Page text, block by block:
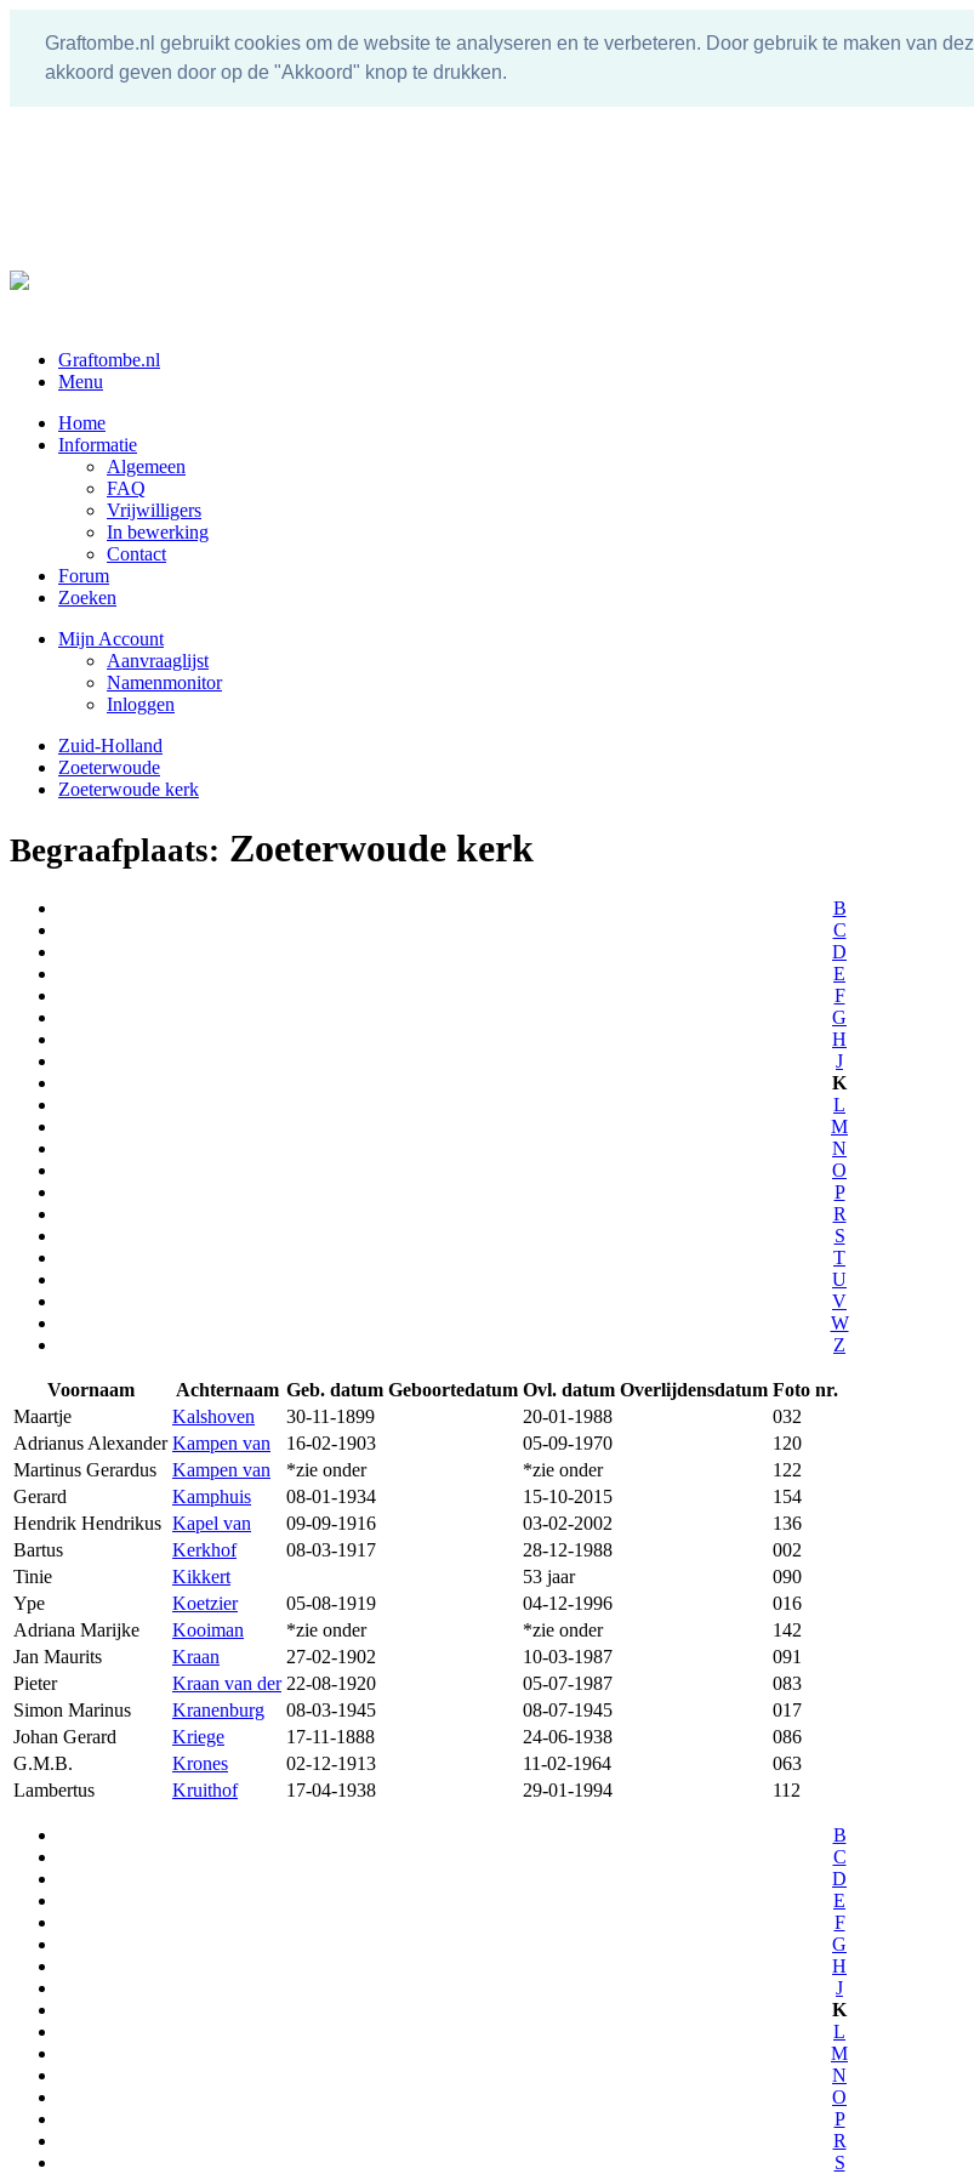
Graftombe.nl gebruikt cookies om de website te analyseren en te verbeteren. Door gebruik te maken van
akkoord geven door op de "Akkoord" knop te drukken.
Graftombe.nl
Menu
Home
Informatie
Algemeen
FAQ
Vrijwilligers
In bewerking
Contact
Forum
Zoeken
Mijn Account
Aanvraaglijst
Namenmonitor
Inloggen
Zuid-Holland
Zoeterwoude
Zoeterwoude kerk
Begraafplaats: Zoeterwoude kerk
B
C
D
E
F
G
H
J
K
L
M
N
O
P
R
S
T
U
V
W
Z
Voornaam Achternaam Geb. datum Geboortedatum Ovl. datum Overlijdensdatum Foto nr.
Maartje
Kalshoven 30-11-1899 20-01-1988
032
Adrianus Alexander Kampen van 16-02-1903 05-09-1970
120
Martinus Gerardus
Kampen van *zie onder *zie onder
122
Gerard
Kamphuis 08-01-1934 15-10-2015
154
Hendrik Hendrikus Kapel van 09-09-1916 03-02-2002
136
Bartus
Kerkhof 08-03-1917 28-12-1988
002
Tinie
Kikkert 53 jaar
090
Ype
Koetzier 05-08-1919 04-12-1996
016
Adriana Marijke
Kooiman *zie onder *zie onder
142
Jan Maurits
Kraan 27-02-1902 10-03-1987
091
Pieter
Kraan van der 22-08-1920 05-07-1987
083
Simon Marinus
Kranenburg 08-03-1945 08-07-1945
017
Johan Gerard
Kriege 17-11-1888 24-06-1938
086
G.M.B.
Krones 02-12-1913 11-02-1964
063
Lambertus
Kruithof 17-04-1938 29-01-1994 112
B
C
D
E
F
G
H
J
K
L
M
N
O
P
R
S